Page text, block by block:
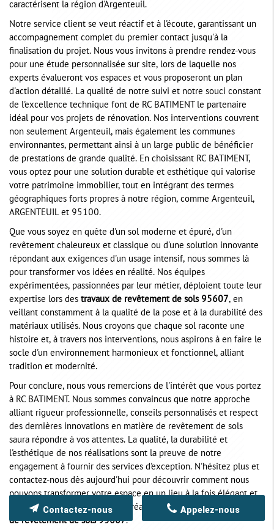
caractérisent la région d'Argenteuil.
Notre service client se veut réactif et à l'écoute, garantissant un
accompagnement complet du premier contact jusqu'à la
finalisation du projet. Nous vous invitons à prendre rendez-vous
pour une étude personnalisée sur site, lors de laquelle nos
experts évalueront vos espaces et vous proposeront un plan
d'action détaillé. La qualité de notre suivi et notre souci constant
de l'excellence technique font de RC BATIMENT le partenaire
idéal pour vos projets de rénovation. Nos interventions couvrent
non seulement Argenteuil, mais également les communes
environnantes, permettant ainsi à un large public de bénéficier
de prestations de grande qualité. En choisissant RC BATIMENT,
vous optez pour une solution durable et esthétique qui valorise
votre patrimoine immobilier, tout en intégrant des termes
géographiques forts propres à notre région, comme Argenteuil,
ARGENTEUIL et 95100.
Que vous soyez en quête d'un sol moderne et épuré, d'un
revêtement chaleureux et classique ou d'une solution innovante
répondant aux exigences d'un usage intensif, nous sommes là
pour transformer vos idées en réalité. Nos équipes
expérimentées, passionnées par leur métier, déploient toute leur
expertise lors des travaux de revêtement de sols 95607, en
veillant constamment à la qualité de la pose et à la durabilité des
matériaux utilisés. Nous croyons que chaque sol raconte une
histoire et, à travers nos interventions, nous aspirons à en faire le
socle d'un environnement harmonieux et fonctionnel, alliant
tradition et modernité.
Pour conclure, nous vous remercions de l'intérêt que vous portez
à RC BATIMENT. Nous sommes convaincus que notre approche
alliant rigueur professionnelle, conseils personnalisés et respect
des dernières innovations en matière de revêtement de sols
saura répondre à vos attentes. La qualité, la durabilité et
l'esthétique de nos réalisations sont la preuve de notre
engagement à fournir des services d'exception. N'hésitez plus et
contactez-nous dès aujourd'hui pour découvrir comment nous
pouvons transformer votre espace en un lieu à la fois élégant et
résistant, digne des plus belles réalisations en matière detravaux
de revêtement de sols 95607.
Appelez-nous
Contactez-nous